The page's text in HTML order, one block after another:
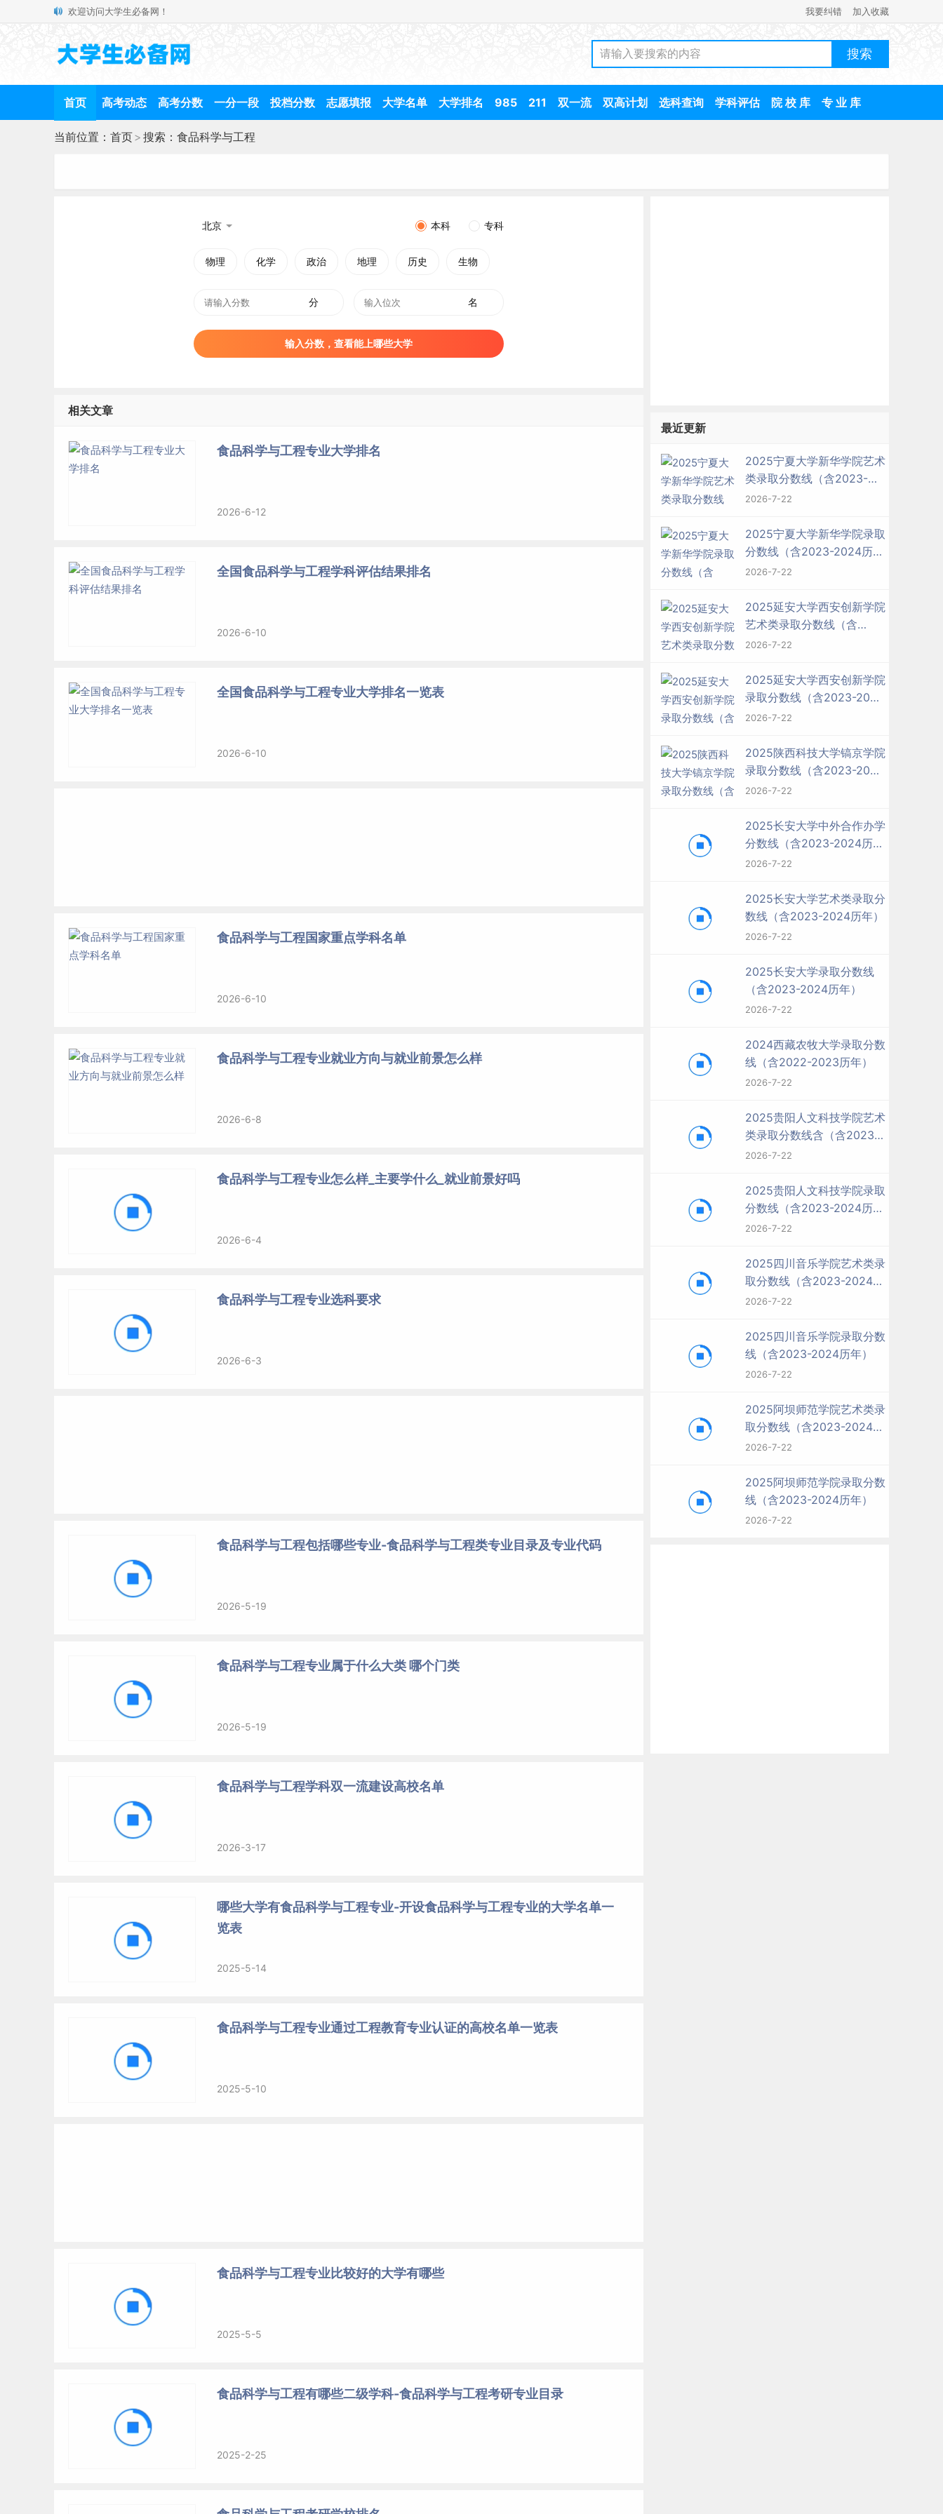
欢迎访问大学生必备网！ 我要纠错 加入收藏
首页 高考动态 高考分数 一分一段 投档分数 志愿填报 大学名单 大学排名 985 211 双一流 双高计划 选科查询 学科评估 院 校 库 专 业 库
当前位置： 首页> 搜索：食品科学与工程
北京 本科 专科
物理 化学 政治 地理 历史 生物
分 名
输入分数，查看能上哪些大学
相关文章
食品科学与工程专业大学排名
2026-6-12
全国食品科学与工程学科评估结果排名
2026-6-10
全国食品科学与工程专业大学排名一览表
2026-6-10
食品科学与工程国家重点学科名单
2026-6-10
食品科学与工程专业就业方向与就业前景怎么样
2026-6-8
食品科学与工程专业怎么样_主要学什么_就业前景好吗
2026-6-4
食品科学与工程专业选科要求
2026-6-3
食品科学与工程包括哪些专业-食品科学与工程类专业目录及专业代码
2026-5-19
食品科学与工程专业属于什么大类 哪个门类
2026-5-19
食品科学与工程学科双一流建设高校名单
2026-3-17
哪些大学有食品科学与工程专业-开设食品科学与工程专业的大学名单一
览表
2025-5-14
食品科学与工程专业通过工程教育专业认证的高校名单一览表
2025-5-10
食品科学与工程专业比较好的大学有哪些
2025-5-5
食品科学与工程有哪些二级学科-食品科学与工程考研专业目录
2025-2-25
最近更新
2025宁夏大学新华学院艺术
类录取分数线（含2023-
2024历年）
2026-7-22
2025宁夏大学新华学院录取
分数线（含2023-2024历
年）
2026-7-22
2025延安大学西安创新学院
艺术类录取分数线（含
2023-2024历年）
2026-7-22
2025延安大学西安创新学院
录取分数线（含2023-2024
历年）
2026-7-22
2025陕西科技大学镐京学院
录取分数线（含2023-2024
历年）
2026-7-22
2025长安大学中外合作办学
分数线（含2023-2024历
年）
2026-7-22
2025长安大学艺术类录取分
数线（含2023-2024历年）
2026-7-22
2025长安大学录取分数线
（含2023-2024历年）
2026-7-22
2024西藏农牧大学录取分数
线（含2022-2023历年）
2026-7-22
2025贵阳人文科技学院艺术
类录取分数线含（含2023-
2024历年）
2026-7-22
2025贵阳人文科技学院录取
分数线（含2023-2024历
年）
2026-7-22
2025四川音乐学院艺术类录
取分数线（含2023-2024历
年）
2026-7-22
2025四川音乐学院录取分数
线（含2023-2024历年）
2026-7-22
2025阿坝师范学院艺术类录
取分数线（含2023-2024历
年）
2026-7-22
2025阿坝师范学院录取分数
线（含2023-2024历年）
2026-7-22